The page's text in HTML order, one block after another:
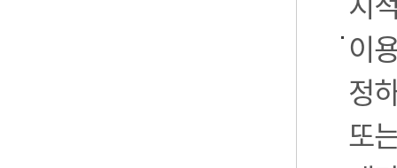
이
정
또